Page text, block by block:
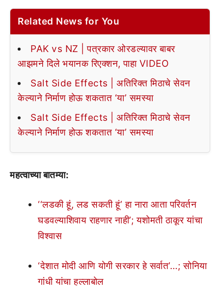
Related News for You
PAK vs NZ | पत्रकार ओरडल्यावर बाबर
आझमने दिले भयानक रिएक्शन, पाहा VIDEO
Salt Side Effects | अतिरिक्त मिठाचे सेवन
केल्याने निर्माण होऊ शकतात ‘या’ समस्या
Salt Side Effects | अतिरिक्त मिठाचे सेवन
केल्याने निर्माण होऊ शकतात ‘या’ समस्या
महत्वाच्या बातम्या:
‘‘लडकी हूं, लड सकती हूं’ हा नारा आता परिवर्तन
घडवल्याशिवाय राहणार नाही’; यशोमती ठाकूर यांचा
विश्वास
‘देशात मोदी आणि योगी सरकार हे सर्वात’…; सोनिया
गांधी यांचा हल्लाबोल